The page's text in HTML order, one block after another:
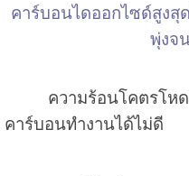
คาร์บอนไดออกไซด์สูง
พุ่งจ
ความร้อนโคตรโห
คาร์บอนทำงานได้ไม่ดี